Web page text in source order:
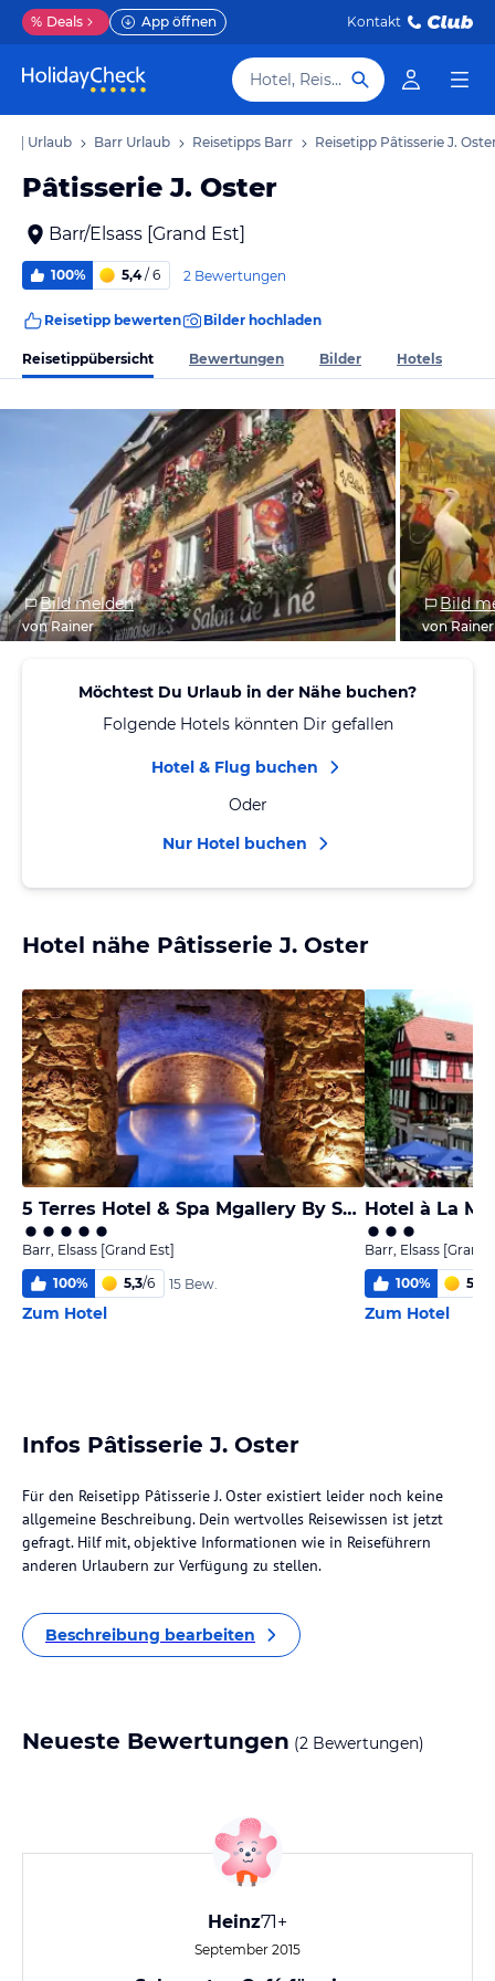
% Deals App öffnen Kontakt
Hotel, Reiseziel
Urlaub Barr Urlaub Reisetipps Barr Reisetipp Pâtisserie J.
Pâtisserie J. Oster
Barr/Elsass [Grand Est]
100% 5,4/ 6 2 Bewertungen
Reisetipp bewerten Bilder hochladen
Reisetippübersicht Bewertungen Bilder Hotels
Bild melden
von Rainer
Bild
von Rainer
Möchtest Du Urlaub in der Nähe buchen?
Folgende Hotels könnten Dir gefallen
Hotel & Flug buchen
Oder
Nur Hotel buchen
Hotel nähe Pâtisserie J. Oster
5 Terres Hotel & Spa Mgallery By Sofitel
Barr, Elsass [Grand Est]
100% 5,3/6 15 Bew.
Zum Hotel
Hotel à La
Barr, Elsass [Grand
100% 5,0
Zum Hotel
Infos Pâtisserie J. Oster
Für den Reisetipp Pâtisserie J. Oster existiert leider noch keine
allgemeine Beschreibung. Dein wertvolles Reisewissen ist jetzt
gefragt. Hilf mit, objektive Informationen wie in Reiseführern
anderen Urlaubern zur Verfügung zu stellen.
Beschreibung bearbeiten
Neueste Bewertungen (2 Bewertungen)
Heinz71+
September 2015